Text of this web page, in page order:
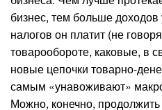
бизнес, тем больше
налогов он платит (не
товарообороте, каковые, в
новые цепочки товарно-
самым «унавоживают»
Можно, конечно, продолжить